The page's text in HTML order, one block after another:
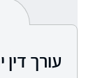
עורך דין